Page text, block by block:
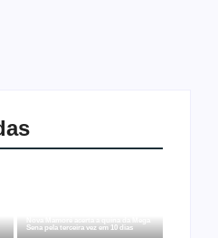
Sena pela terceira vez em 10 dias